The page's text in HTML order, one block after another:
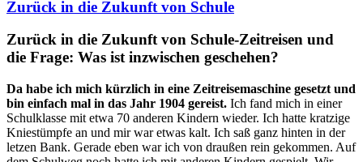
Zurück in die Zukunft von Schule
Zurück in die Zukunft von Schule-Zeitreisen und
die Frage: Was ist inzwischen geschehen?
Da habe ich mich kürzlich in eine Zeitreisemaschine gesetzt und
bin einfach mal in das Jahr 1904 gereist. Ich fand mich in einer
Schulklasse mit etwa 70 anderen Kindern wieder. Ich hatte kratzige
Kniestümpfe an und mir war etwas kalt. Ich saß ganz hinten in der
letzen Bank. Gerade eben war ich von draußen rein gekommen. Auf